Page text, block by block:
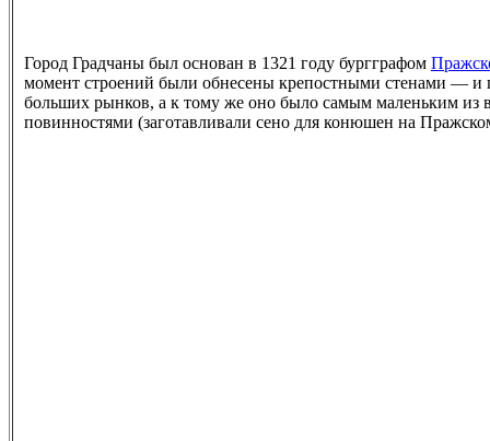
Город Градчаны был основан в 1321 году бургграфом
момент строений были обнесены крепостными стенами — и
больших рынков, а к тому же оно было самым маленьким из
повинностями (заготавливали сено для конюшен на